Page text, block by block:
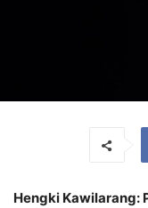
Hengki Kawilarang: